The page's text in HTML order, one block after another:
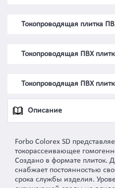
Токопроводящая плитка
Токопроводящая ПВХ
Токопроводящая ПВХ
Описание
Forbo Colorex SD
токорассеивающее
Создано в формате плиток.
снабжает постоянностью
срока службы изделия.